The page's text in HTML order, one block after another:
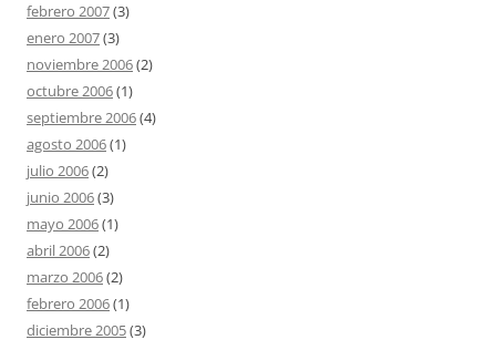
febrero 2007(3)
enero 2007(3)
noviembre 2006(2)
octubre 2006(1)
septiembre 2006(4)
agosto 2006(1)
julio 2006(2)
junio 2006(3)
mayo 2006(1)
abril 2006(2)
marzo 2006(2)
febrero 2006(1)
diciembre 2005(3)